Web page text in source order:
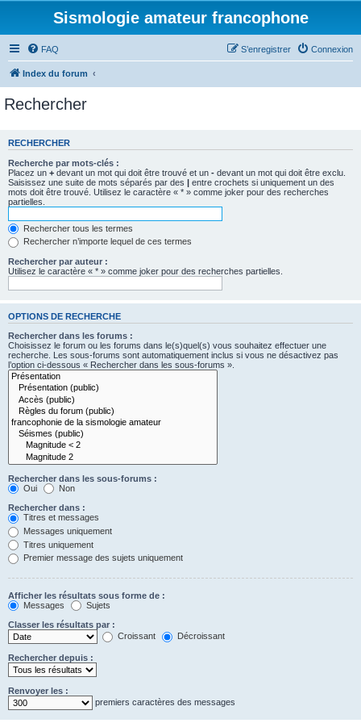
Sismologie amateur francophone
FAQ Connexion
S’enregistrer
Index du forum
Rechercher
RECHERCHER
Recherche par mots-clés :
Placez un + devant un mot qui doit être trouvé et un - devant un mot qui doit être exclu.
Saisissez une suite de mots séparés par des | entre crochets si uniquement un des
mots doit être trouvé. Utilisez le caractère « * » comme joker pour des recherches
partielles.
Rechercher tous les termes
Rechercher n’importe lequel de ces termes
Rechercher par auteur :
Utilisez le caractère « * » comme joker pour des recherches partielles.
OPTIONS DE RECHERCHE
Rechercher dans les forums :
Choisissez le forum ou les forums dans le(s)quel(s) vous souhaitez effectuer une
recherche. Les sous-forums sont automatiquement inclus si vous ne désactivez pas
l’option ci-dessous « Rechercher dans les sous-forums ».
Rechercher dans les sous-forums :
Oui
Non
Rechercher dans :
Titres et messages
Messages uniquement
Titres uniquement
Premier message des sujets uniquement
Afficher les résultats sous forme de :
Messages
Sujets
Classer les résultats par :
Croissant
Décroissant
Rechercher depuis :
Renvoyer les :
premiers caractères des messages